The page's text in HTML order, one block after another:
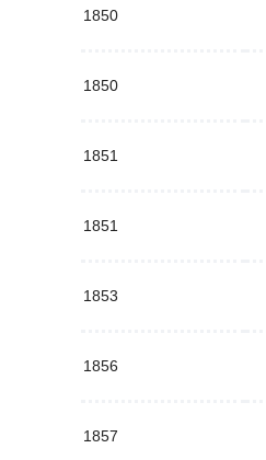
1850
1850
1851
1851
1853
1856
1857